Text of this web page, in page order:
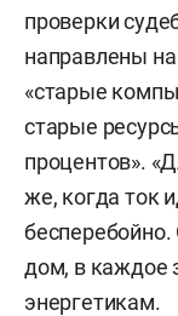
проверки
направлены
«старые
старые
процентов».
же, когда ток
дом, в каждое
энергетикам.